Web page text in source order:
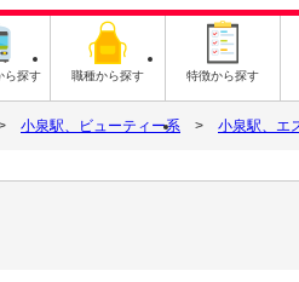
ら探す 職種から探す 特徴から探す
小泉駅、ビューティー系 小泉駅、エ